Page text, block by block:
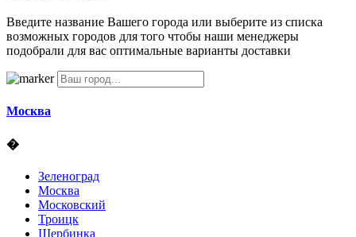
Введите название Вашего города или выберите из списка
возможных городов для того чтобы наши менеджеры
подобрали для вас оптимальные варианты доставки
Москва
�
Зеленоград
Москва
Московский
Троицк
Щербинка